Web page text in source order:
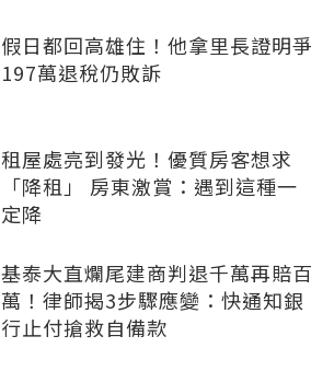
假日都回高雄住！他拿里長證明爭
197萬退稅仍敗訴
租屋處亮到發光！優質房客想求
「降租」 房東激賞：遇到這種一
定降
基泰大直爛尾建商判退千萬再賠百
萬！律師揭3步驟應變：快通知銀
行止付搶救自備款